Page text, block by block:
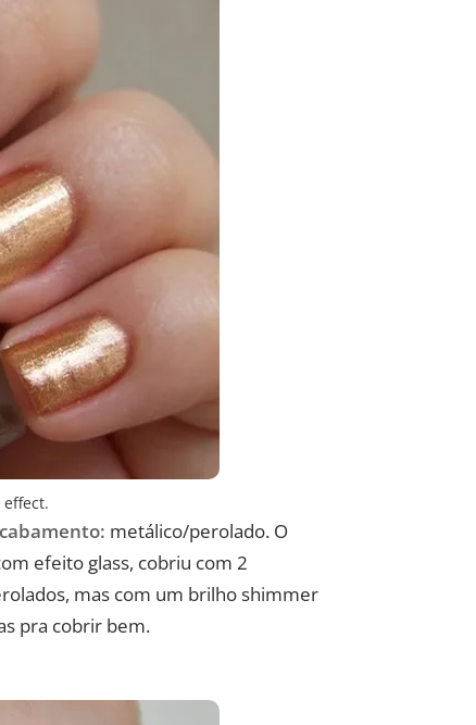
metálico/perolado. O
efeito glass, cobriu com 2
mas com um brilho shimmer
pra cobrir bem.